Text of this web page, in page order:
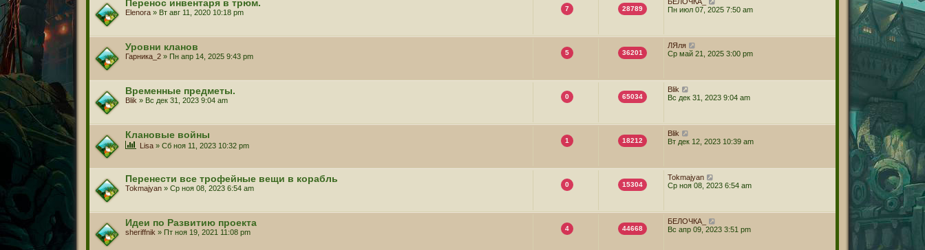
Перенос инвентаря в трюм.
Elenora» Вт авг 11, 2020 10:18 pm 7 28789
Пн июл 07, 2025 7:50 am
Уровни кланов
Гарника_2» Пн апр 14, 2025 9:43 pm 5 36201
ЛЯля
Ср май 21, 2025 3:00 pm
Временные предметы.
Blik » Вс дек 31, 2023 9:04 am 0 65034
Blik
Вс дек 31, 2023 9:04 am
Клановые войны
Lisa» Сб ноя 11, 2023 10:32 pm
1 18212
Blik
Вт дек 12, 2023 10:39 am
Перенести все трофейные вещи в корабль
Tokmajyan» Ср ноя 08, 2023 6:54 am 0 15304
Tokmajyan
Ср ноя 08, 2023 6:54 am
Идеи по Развитию проекта
sheriffnik » Пт ноя 19, 2021 11:08 pm 4 44668
БЕЛОЧКА_
Вс апр 09, 2023 3:51 pm